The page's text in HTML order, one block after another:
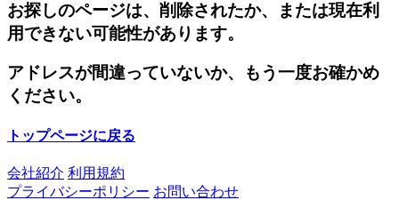
お探しのページは、削除されたか、または現在利
用できない可能性があります。
アドレスが間違っていないか、もう一度お確かめ
ください。
トップページに戻る
会社紹介 利用規約
プライバシーポリシー お問い合わせ